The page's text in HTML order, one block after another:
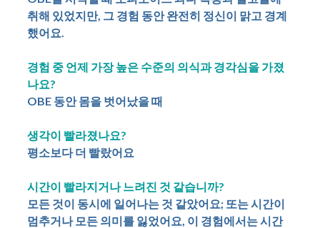
취해 있었지만, 그 경험 동안 완전히 정신이 맑고 경계
했어요.
경험 중 언제 가장 높은 수준의 의식과 경각심을 가졌
나요?
OBE 동안 몸을 벗어났을 때
생각이 빨라졌나요?
평소보다 더 빨랐어요
시간이 빨라지거나 느려진 것 같습니까?
모든 것이 동시에 일어나는 것 같았어요; 또는 시간이
멈추거나 모든 의미를 잃었어요, 이 경험에서는 시간